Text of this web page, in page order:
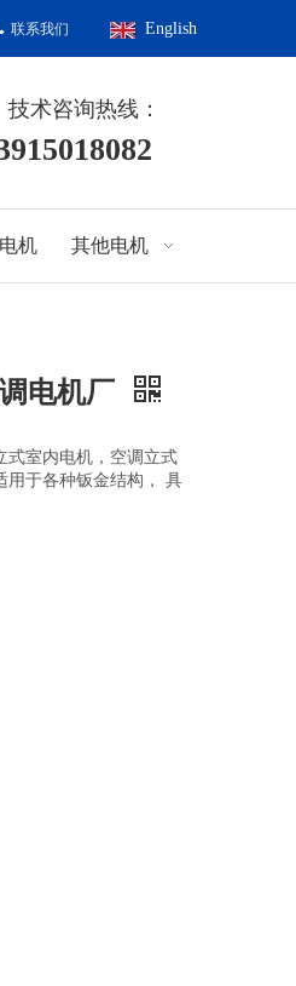
联系我们 English
技术咨询热线：
机 其他电机
电机厂
式室内电机，空调立式
用于各种钣金结构， 具